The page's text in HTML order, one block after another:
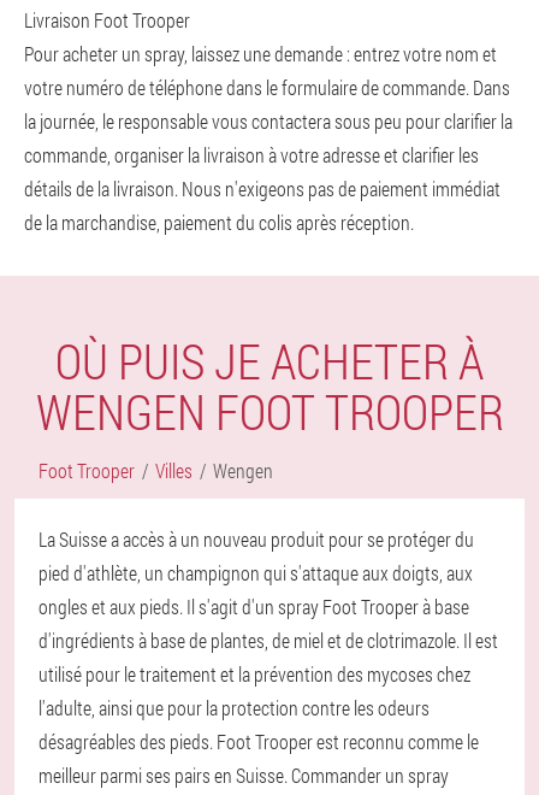
Livraison Foot Trooper
Pour acheter un spray, laissez une demande : entrez votre nom et
votre numéro de téléphone dans le formulaire de commande. Dans
la journée, le responsable vous contactera sous peu pour clarifier la
commande, organiser la livraison à votre adresse et clarifier les
détails de la livraison. Nous n'exigeons pas de paiement immédiat
de la marchandise, paiement du colis après réception.
OÙ PUIS JE ACHETER À
WENGEN FOOT TROOPER
Foot Trooper Villes Wengen
La Suisse a accès à un nouveau produit pour se protéger du
pied d'athlète, un champignon qui s'attaque aux doigts, aux
ongles et aux pieds. Il s'agit d'un spray Foot Trooper à base
d'ingrédients à base de plantes, de miel et de clotrimazole. Il est
utilisé pour le traitement et la prévention des mycoses chez
l'adulte, ainsi que pour la protection contre les odeurs
désagréables des pieds. Foot Trooper est reconnu comme le
meilleur parmi ses pairs en Suisse. Commander un spray